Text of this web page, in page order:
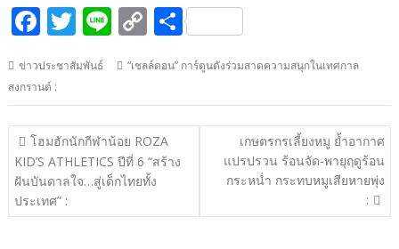
F
e
b
o
o
k
T
itt
er
Li
e
C
o
p
y
Li
n
k
S
h
ar
e
ข่าวประชาสัมพันธ์
“เชลล์ดอน” การ์ตูนดังร่วมสาดความสนุกในเทศกาล
สงกรานต์ :
แนะแนว
เรื่อง
โฮมฮักนักกีฬาน้อย ROZA
KID’S ATHLETICS ปีที่ 6 “สร้าง
ฝันบันดาลใจ…สู่เด็กไทยทั้ง
ประเทศ” :
เกษตรกรเลี้ยงหมู ย้ำอากาศ
แปรปรวน ร้อนจัด-พายุฤดูร้อน
กระหน่ำ กระทบหมูเสียหายพุ่ง
: